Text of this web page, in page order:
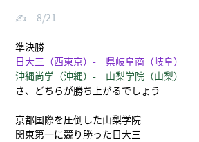
✍️ 8/21
準決勝
日大三（西東京）- 県岐阜商（岐阜）
沖縄尚学（沖縄）- 山梨学院（山梨）
さ、どちらが勝ち上がるでしょう
京都国際を圧倒した山梨学院
関東第一に競り勝った日大三